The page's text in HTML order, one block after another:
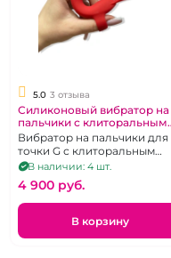
5.0 3 отзыва
Силиконовый вибратор на
пальчики с клиторальным
стимулятором "Finger G
spot" красный
Вибратор на пальчики для
точки G с клиторальным
стимулятором Зарядка USB
В наличии: 4 шт.
4 900 pуб.
В корзину